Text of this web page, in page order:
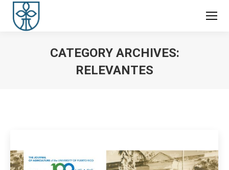
CATEGORY ARCHIVES:
RELEVANTES